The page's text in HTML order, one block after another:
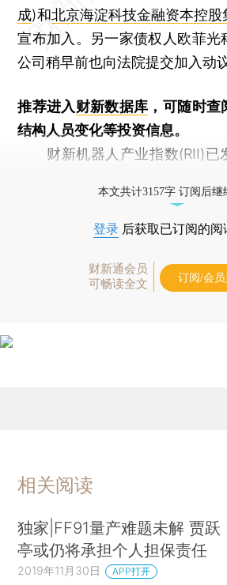
成)和北京海淀科技金融资本控股
宣布加入。另一家债权人欧菲光
公司稍早前也向法院提交加入动
推荐进入财新数据库 ，可随时查
结构人员变化等投资信息。
财新机器人产业指数(RII)已
本文共计3157字 订阅后继
登录 后获取已订阅的阅
财新通会员
可畅读全文
订阅/会员
相关阅读
独家|FF91量产难题未解 贾跃
亭或仍将承担个人担保责任
2019年11月30日 APP打开